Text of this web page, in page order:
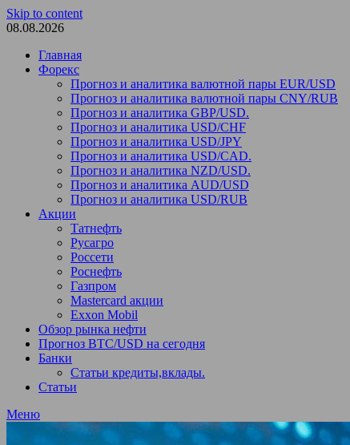
Skip to content
08.08.2026
Главная
Форекс
Прогноз и аналитика валютной пары EUR/USD
Прогноз и аналитика валютной пары CNY/RUB
Прогноз и аналитика GBP/USD.
Прогноз и аналитика USD/CHF
Прогноз и аналитика USD/JPY
Прогноз и аналитика USD/CAD.
Прогноз и аналитика NZD/USD.
Прогноз и аналитика AUD/USD
Прогноз и аналитика USD/RUB
Акции
Татнефть
Русагро
Россети
Роснефть
Газпром
Mastercard акции
Exxon Mobil
Обзор рынка нефти
Прогноз BTC/USD на сегодня
Банки
Статьи кредиты,вклады.
Статьи
Меню